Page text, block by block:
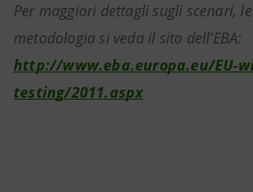
Per maggiori dettagli sugli scenari,
metodologia si veda il sito dell’EBA:
http://www.eba.europa.eu/EU-
testing/2011.aspx